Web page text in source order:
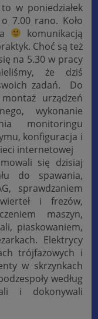
w poniedziałek
7.00 rano. Koło
komunikacją
Choć są też
na 5.30 w pracy
że dziś
zadań. Do
urządzeń
wykonanie
monitoringu
konfiguracja i
internetowej
się dzisiaj
do spawania,
sprawdzaniem
i frezów,
maszyn,
piaskowaniem,
Elektrycy
trójfazowych i
w skrzynkach
według
i dokonywali